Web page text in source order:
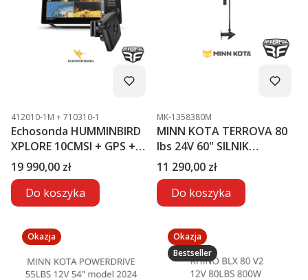
Kod produktu
412010-1M + 710310-1
Echosonda HUMMINBIRD
XPLORE 10CMSI + GPS +
MEGA LIVE2
Cena
19 990,00 zł
Do koszyka
Kod produktu
MK-1358380M
MINN KOTA TERROVA 80
lbs 24V 60" SILNIK
ELEKTRYCZNY
Cena
11 290,00 zł
Do koszyka
Okazja
Okazja
Bestseller